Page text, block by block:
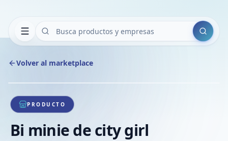
Buscar
Volver al marketplace
1/1
PRODUCTO
Bi minie de city girl